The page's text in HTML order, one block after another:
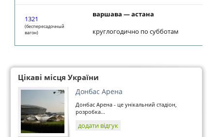
1321
(беспересадочный
вагон)
варшава — астана
круглогодично по субботам
Цікаві місця України
Донбас Арена
Донбас Арена - це унікальний стадіон,
розробка...
додати відгук